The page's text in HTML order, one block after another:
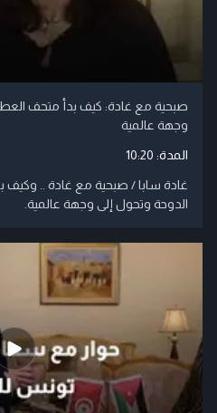
صبحية مع غادة: كيف بدأ متحف
وجهة عالمية
المدة: 10:20
غادة سابا / صبحية مع غادة .. وكيف
الدوحة وتحول إلى وجهة عالمية.